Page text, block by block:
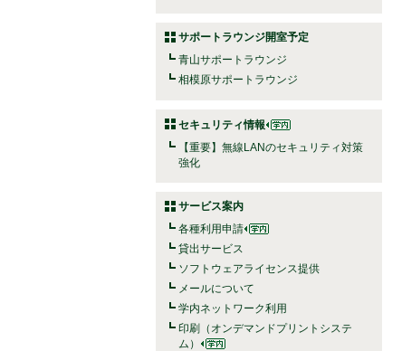
サポートラウンジ開室予定
青山サポートラウンジ
相模原サポートラウンジ
セキュリティ情報
【重要】無線LANのセキュリティ対策
強化
サービス案内
各種利用申請
貸出サービス
ソフトウェアライセンス提供
メールについて
学内ネットワーク利用
印刷（オンデマンドプリントシステ
ム）